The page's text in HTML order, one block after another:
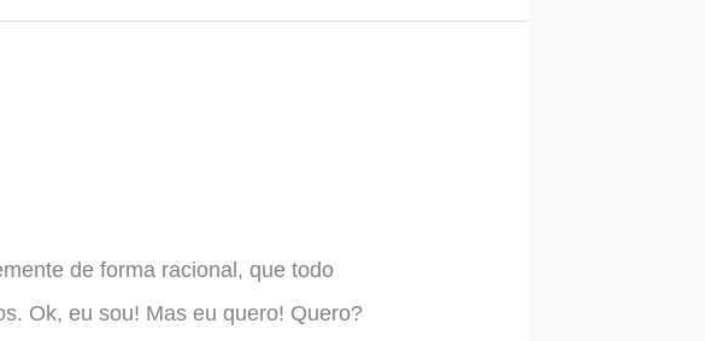
de forma racional, que todo
Ok, eu sou! Mas eu quero! Quero?